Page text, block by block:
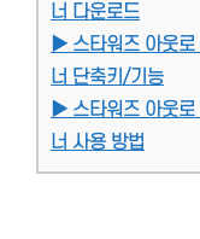
너 다운로드
▶ 스타워즈 아웃로
너 단축키/기능
▶ 스타워즈 아웃로
너 사용 방법